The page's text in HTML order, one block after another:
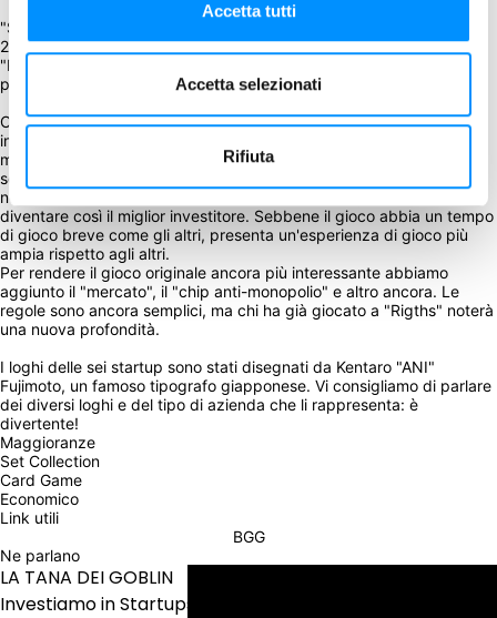
Accetta tutti
Accetta selezionati
Rifiuta
"Startups" è la versione aggiornata di un vecchio gioco, uscito nel
2015 e vincitore del secondo premio al Game Market di Tokyo:
"Rights". Abbiamo aggiornato le regole, il design e ora è anche
possibile giocare con più giocatori!
Ogni giocatore assume il ruolo di un investitore e deve cercare di
investire in almeno una delle sei startup per ottenere le quote
maggiori. Solo il giocatore con il maggior numero di carte di una
società può ottenere il denaro alla fine, per questo motivo è
necessario osservare attentamente le mosse dei giocatori rivali e
diventare così il miglior investitore. Sebbene il gioco abbia un tempo
di gioco breve come gli altri, presenta un'esperienza di gioco più
ampia rispetto agli altri.
Per rendere il gioco originale ancora più interessante abbiamo
aggiunto il "mercato", il "chip anti-monopolio" e altro ancora. Le
regole sono ancora semplici, ma chi ha già giocato a "Rigths" noterà
una nuova profondità.
I loghi delle sei startup sono stati disegnati da Kentaro "ANI"
Fujimoto, un famoso tipografo giapponese. Vi consigliamo di parlare
dei diversi loghi e del tipo di azienda che li rappresenta: è
divertente!
Maggioranze
Set Collection
Card Game
Economico
Link utili
BGG
Ne parlano
LA TANA DEI GOBLIN
Investiamo in Startups!